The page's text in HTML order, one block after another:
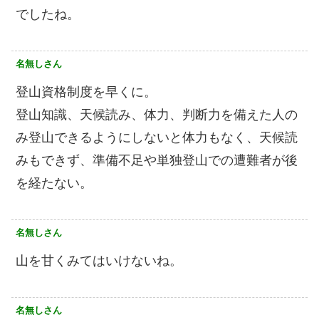
でしたね。
名無しさん
登山資格制度を早くに。
登山知識、天候読み、体力、判断力を備えた人の
み登山できるようにしないと体力もなく、天候読
みもできず、準備不足や単独登山での遭難者が後
を経たない。
名無しさん
山を甘くみてはいけないね。
名無しさん